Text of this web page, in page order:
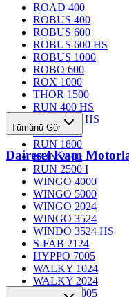
ROAD 400
ROBUS 400
ROBUS 600
ROBUS 600 HS
ROBUS 1000
ROBO 600
ROX 1000
THOR 1500
RUN 400 HS
RUN 1200 HS
RUN 1500
RUN 1800
RUN 2500
RUN 2500 I
Tümünü Gör
Dairesel Kapı
WINGO 4000
WINGO 5000
WINGO 2024
WINGO 3524
WINDO 3524 HS
S-FAB 2124
HYPPO 7005
WALKY 1024
WALKY 2024
TOONA 4005